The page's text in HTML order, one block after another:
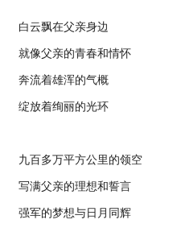
白云飘在父亲身边
就像父亲的青春和情怀
奔流着雄浑的气概
绽放着绚丽的光环
九百多万平方公里的领空
写满父亲的理想和誓言
强军的梦想与日月同辉